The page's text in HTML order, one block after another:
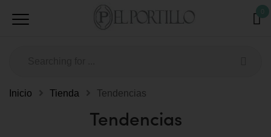
Inicio Tienda Tendencias
Tendencias